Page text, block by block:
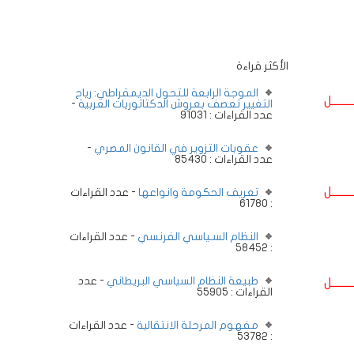
الأكثر قراءة
الموجة الرابعة للتحول الديمقراطي: رياح
التغيير تعصف بعروش الدكتاتوريات العربية -
عدد القراءات : 91031
عقوبات التزوير في القانون المصري -
عدد القراءات : 85430
تعريف الحكومة وانواعها - عدد القراءات
: 61780
النظام السـياسي الفرنسي - عدد القراءات
: 58452
طبيعة النظام السياسي البريطاني - عدد
القراءات : 55905
مفهوم المرحلة الانتقالية - عدد القراءات
: 53782